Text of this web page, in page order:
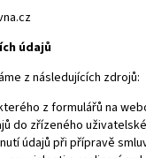
údajů
z následujících zdrojů:
z formulářů na
do zřízeného
údajů při přípravě